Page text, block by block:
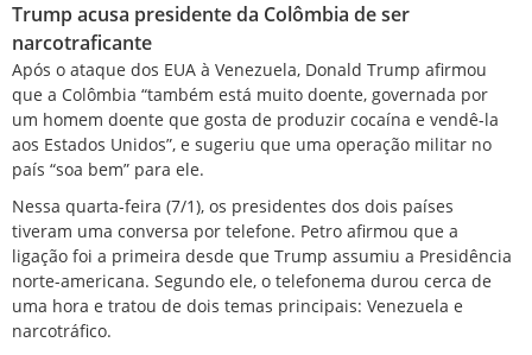
Trump acusa presidente da Colômbia de ser
narcotraficante
Após o ataque dos EUA à Venezuela, Donald Trump afirmou
que a Colômbia “também está muito doente, governada por
um homem doente que gosta de produzir cocaína e vendê-la
aos Estados Unidos”, e sugeriu que uma operação militar no
país “soa bem” para ele.
Nessa quarta-feira (7/1), os presidentes dos dois países
tiveram uma conversa por telefone. Petro afirmou que a
ligação foi a primeira desde que Trump assumiu a Presidência
norte-americana. Segundo ele, o telefonema durou cerca de
uma hora e tratou de dois temas principais: Venezuela e
narcotráfico.